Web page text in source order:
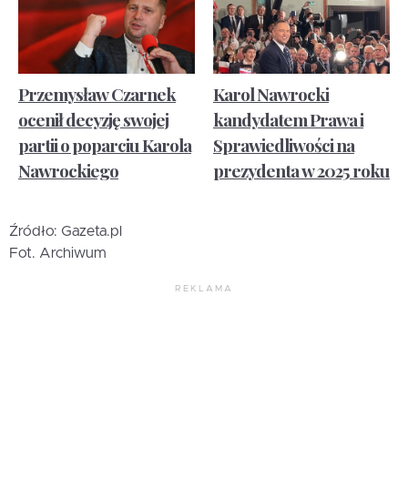
Przemysław Czarnek
ocenił decyzję swojej
partii o poparciu Karola
Nawrockiego
Karol Nawrocki
kandydatem Prawa i
Sprawiedliwości na
prezydenta w 2025 roku
Źródło: Gazeta.pl
Fot. Archiwum
REKLAMA